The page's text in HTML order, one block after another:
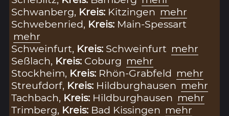
Schwanberg, Kreis: Kitzingen mehr
Schwebenried, Kreis: Main-Spessart
mehr
Schweinfurt, Kreis: Schweinfurt mehr
Seßlach, Kreis: Coburg mehr
Stockheim, Kreis: Rhön-Grabfeld mehr
Streufdorf, Kreis: Hildburghausen mehr
Tachbach, Kreis: Hildburghausen mehr
Trimberg, Kreis: Bad Kissingen mehr